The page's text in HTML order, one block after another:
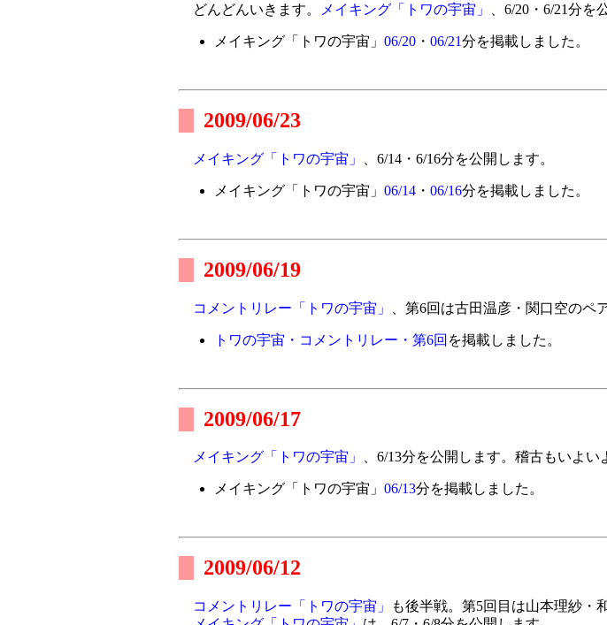
どんどんいきます。 メイキング「トワの宇宙」 、6/20・6/21分を
メイキング「トワの宇宙」 06/20・ 06/21分を掲載しました。
2009/06/23
メイキング「トワの宇宙」 、6/14・6/16分を公開します。
メイキング「トワの宇宙」 06/14・ 06/16分を掲載しました。
2009/06/19
コメントリレー「トワの宇宙」 、第6回は古田温彦・関口空のペ
トワの宇宙・コメントリレー・第6回 を掲載しました。
2009/06/17
メイキング「トワの宇宙」 、6/13分を公開します。稽古もいよい
メイキング「トワの宇宙」 06/13分を掲載しました。
2009/06/12
コメントリレー「トワの宇宙」
も後半戦。第5回目は山本理紗・